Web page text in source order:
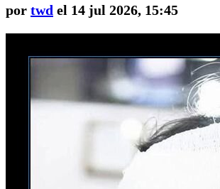
por twd el 14 jul 2026, 15:45